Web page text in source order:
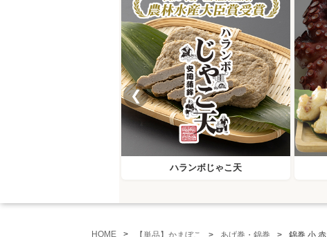
ハランボじゃこ天
❮
HOME 【単品】かまぼこ あげ巻・錦巻 錦巻 小 赤